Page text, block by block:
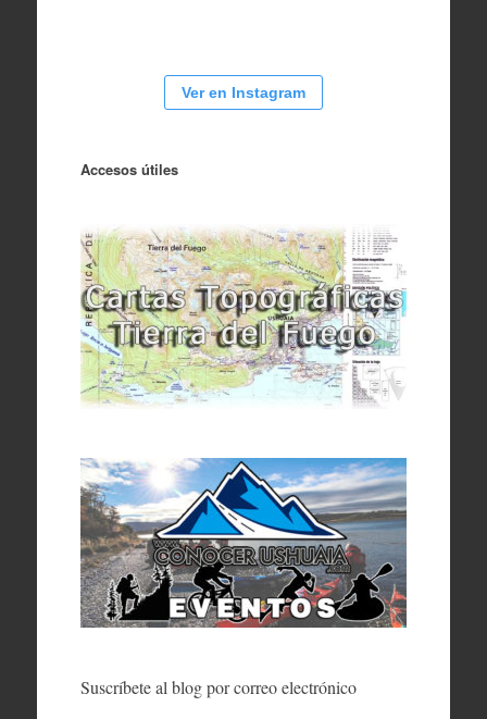
Ver en Instagram
Accesos útiles
Suscríbete al blog por correo electrónico